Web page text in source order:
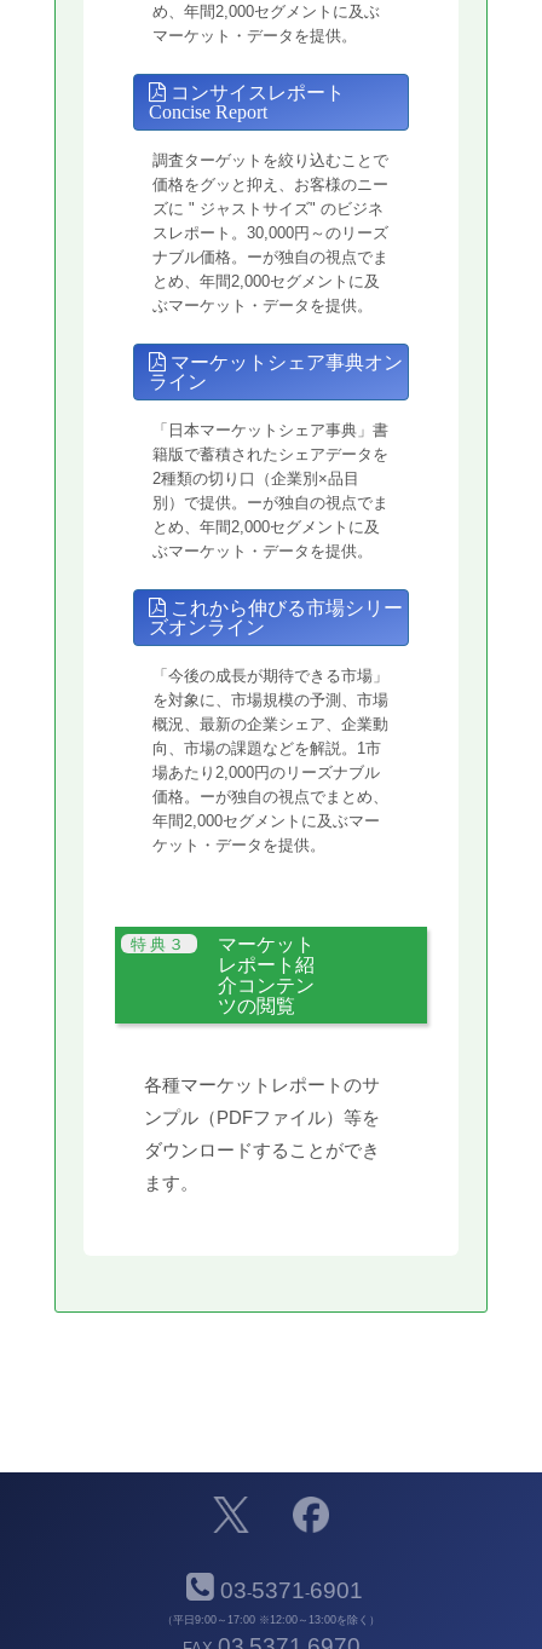
め、年間2,000セグメントに及ぶ
マーケット・データを提供。
コンサイスレポート
Concise Report
調査ターゲットを絞り込むことで
価格をグッと抑え、お客様のニー
ズに " ジャストサイズ" のビジネ
スレポート。30,000円～のリーズ
ナブル価格。ーが独自の視点でま
とめ、年間2,000セグメントに及
ぶマーケット・データを提供。
マーケットシェア事典オン
ライン
「日本マーケットシェア事典」書
籍版で蓄積されたシェアデータを
2種類の切り口（企業別×品目
別）で提供。ーが独自の視点でま
とめ、年間2,000セグメントに及
ぶマーケット・データを提供。
これから伸びる市場シリー
ズオンライン
「今後の成長が期待できる市場」
を対象に、市場規模の予測、市場
概況、最新の企業シェア、企業動
向、市場の課題などを解説。1市
場あたり2,000円のリーズナブル
価格。ーが独自の視点でまとめ、
年間2,000セグメントに及ぶマー
ケット・データを提供。
マーケット
レポート紹
介コンテン
ツの閲覧
各種マーケットレポートのサ
ンプル（PDFファイル）等を
ダウンロードすることができ
ます。
03-5371-6901
（平日9:00～17:00 ※12:00～13:00を除く）